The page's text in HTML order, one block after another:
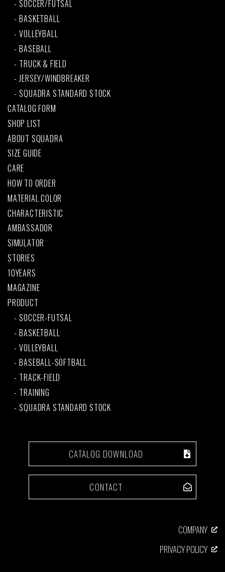
SOCCER/FUTSAL
BASKETBALL
VOLLEYBALL
BASEBALL
TRUCK & FIELD
JERSEY/WINDBREAKER
SQUADRA STANDARD STOCK
CATALOG FORM
SHOP LIST
ABOUT SQUADRA
SIZE GUIDE
CARE
HOW TO ORDER
MATERIAL COLOR
CHARACTERISTIC
AMBASSADOR
SIMULATOR
STORIES
10YEARS
MAGAZINE
PRODUCT
SOCCER-FUTSAL
BASKETBALL
VOLLEYBALL
BASEBALL-SOFTBALL
TRACK-FIELD
TRAINING
SQUADRA STANDARD STOCK
CATALOG DOWNLOAD
CONTACT
COMPANY
PRIVACY POLICY